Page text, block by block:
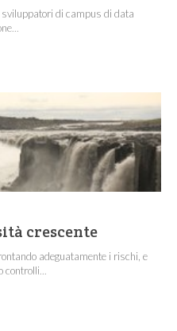
di campus di data
crescente
adeguatamente i rischi, e